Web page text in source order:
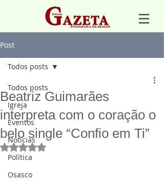
Post
Todos posts
Igreja
Eventos
Notícias
Política
Osasco
Todos posts
Beatriz Guimarães
interpreta com o coração o
belo single “Confio em Ti”
Avaliado com NaN de 5 estrelas.